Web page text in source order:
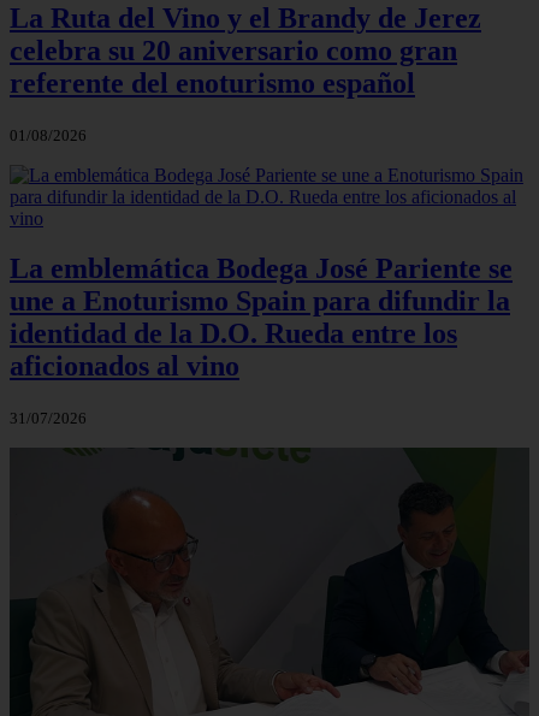
La Ruta del Vino y el Brandy de Jerez
celebra su 20 aniversario como gran
referente del enoturismo español
01/08/2026
La emblemática Bodega José Pariente se
une a Enoturismo Spain para difundir la
identidad de la D.O. Rueda entre los
aficionados al vino
31/07/2026